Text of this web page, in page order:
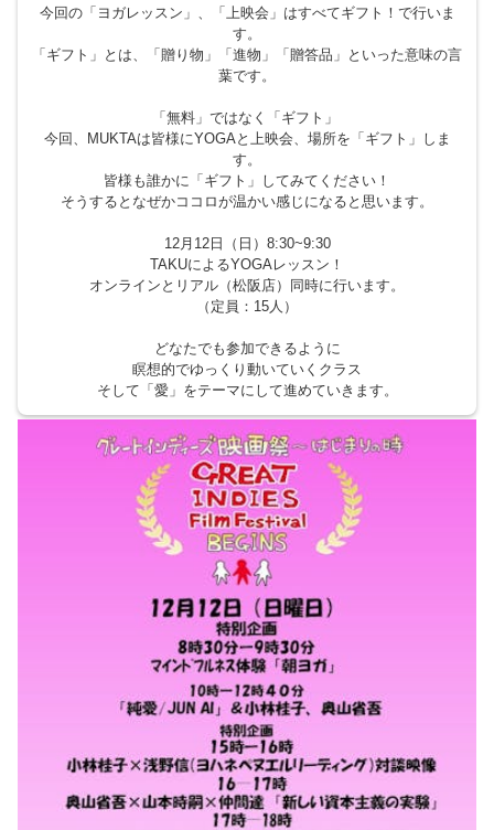
今回の「ヨガレッスン」、「上映会」はすべてギフト！で行いま
す。
「ギフト」とは、「贈り物」「進物」「贈答品」といった意味の言
葉です。
「無料」ではなく「ギフト」
今回、MUKTAは皆様にYOGAと上映会、場所を「ギフト」しま
す。
皆様も誰かに「ギフト」してみてください！
そうするとなぜかココロが温かい感じになると思います。
12月12日（日）8:30~9:30
TAKUによるYOGAレッスン！
オンラインとリアル（松阪店）同時に行います。
（定員：15人）
どなたでも参加できるように
瞑想的でゆっくり動いていくクラス
そして「愛」をテーマにして進めていきます。